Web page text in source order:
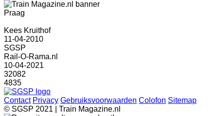
Praag
Kees Kruithof
11-04-2010
SGSP
Rail-O-Rama.nl
10-04-2021
32082
4835
Contact Privacy Gebruiksvoorwaarden Colofon Sitemap
© SGSP 2021 | Train Magazine.nl